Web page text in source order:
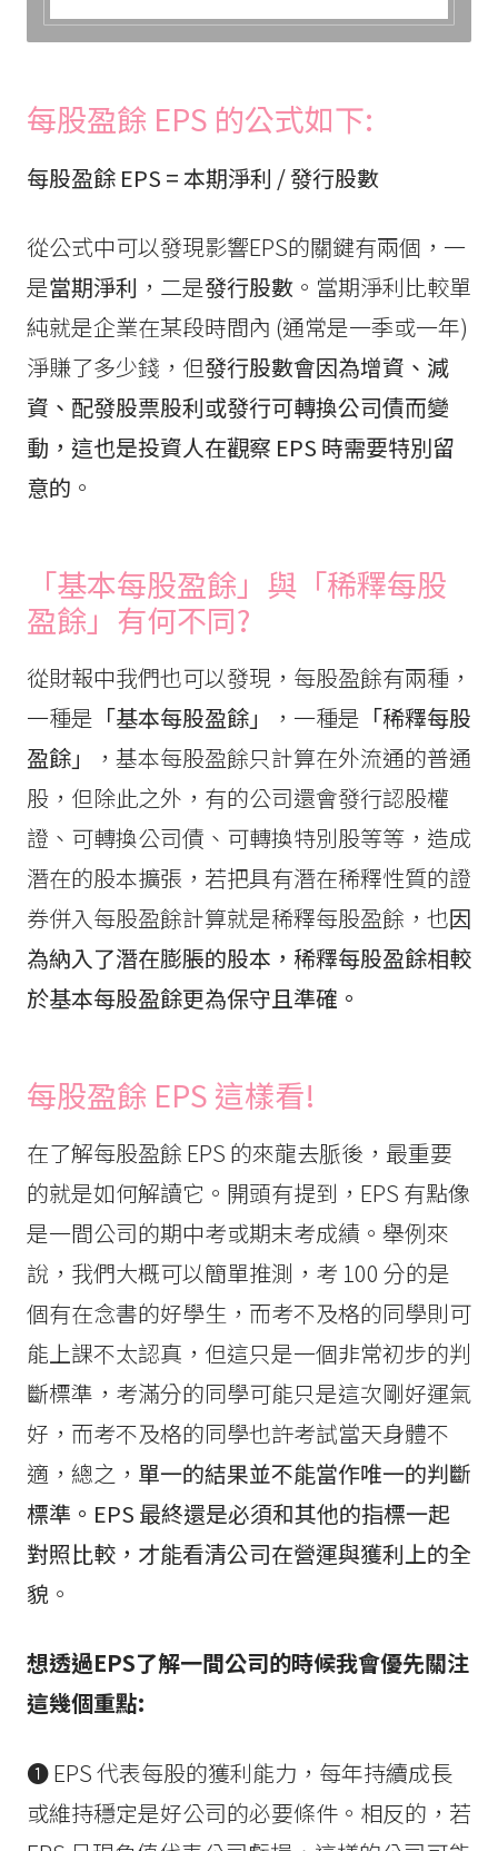
每股盈餘 EPS 的公式如下:
每股盈餘 EPS = 本期淨利 / 發行股數
從公式中可以發現影響EPS的關鍵有兩個，一
是當期淨利 ，二是發行股數 。當期淨利比較單
純就是企業在某段時間內 (通常是一季或一年)
淨賺了多少錢，但發行股數會因為增資、減
資、配發股票股利或發行可轉換公司債而變
動，這也是投資人在觀察 EPS 時需要特別留
意的 。
「基本每股盈餘」與「稀釋每股
盈餘」有何不同?
從財報中我們也可以發現，每股盈餘有兩種，
一種是 「基本每股盈餘」 ，一種是 「稀釋每股
盈餘」
，基本每股盈餘只計算在外流通的普通
股，但除此之外，有的公司還會發行認股權
證、可轉換公司債、可轉換特別股等等，造成
潛在的股本擴張，若把具有潛在稀釋性質的證
券併入每股盈餘計算就是稀釋每股盈餘，也因
為納入了潛在膨脹的股本，稀釋每股盈餘相較
於基本每股盈餘更為保守且準確。
每股盈餘 EPS 這樣看!
在了解每股盈餘 EPS 的來龍去脈後，最重要
的就是如何解讀它。開頭有提到，EPS 有點像
是一間公司的期中考或期末考成績。舉例來
說，我們大概可以簡單推測，考 100 分的是
個有在念書的好學生，而考不及格的同學則可
能上課不太認真，但這只是一個非常初步的判
斷標準，考滿分的同學可能只是這次剛好運氣
好，而考不及格的同學也許考試當天身體不
適，總之， 單一的結果並不能當作唯一的判斷
標準。EPS 最終還是必須和其他的指標一起
對照比較，才能看清公司在營運與獲利上的全
貌 。
想透過EPS了解一間公司的時候我會優先關注
這幾個重點:
❶ EPS 代表每股的獲利能力，每年持續成長
或維持穩定是好公司的必要條件。相反的，若